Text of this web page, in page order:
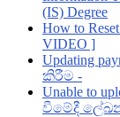
(IS) Degree
How to
VIDEO ]
Updating
කිරීම -
Unable to
වීමේදී